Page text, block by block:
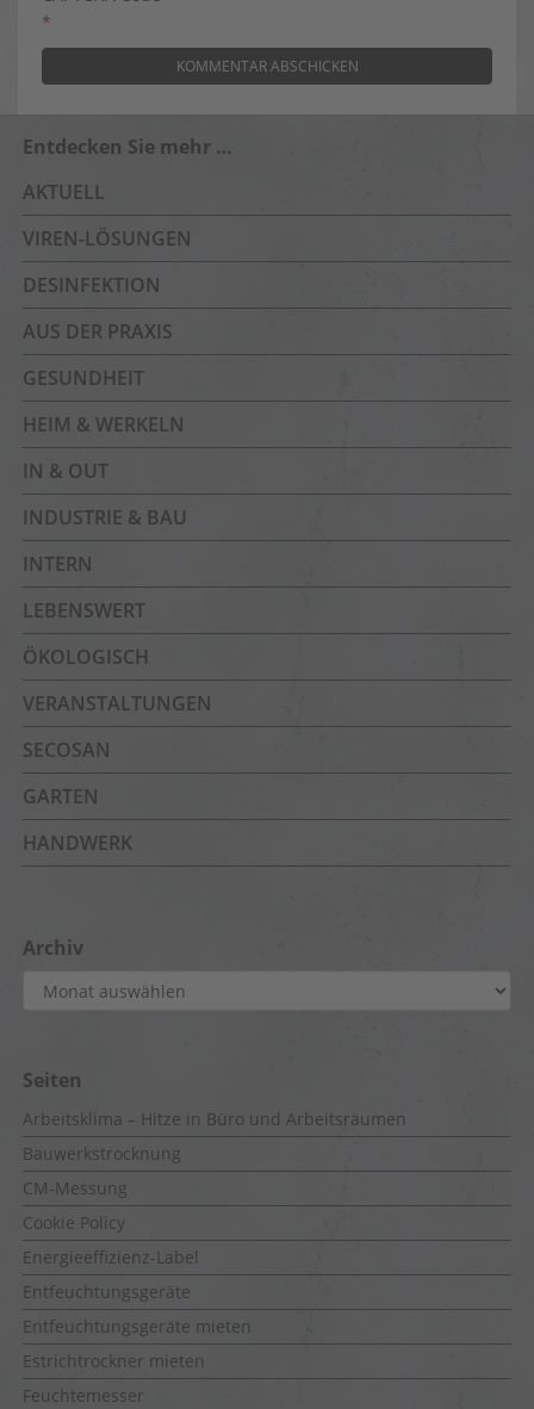
*
Entdecken Sie mehr …
AKTUELL
VIREN-LÖSUNGEN
DESINFEKTION
AUS DER PRAXIS
GESUNDHEIT
HEIM & WERKELN
IN & OUT
INDUSTRIE & BAU
INTERN
LEBENSWERT
ÖKOLOGISCH
VERANSTALTUNGEN
SECOSAN
GARTEN
HANDWERK
Archiv
Archiv
Seiten
Arbeitsklima – Hitze in Büro und Arbeitsräumen
Bauwerkstrocknung
CM-Messung
Cookie Policy
Energieeffizienz-Label
Entfeuchtungsgeräte
Entfeuchtungsgeräte mieten
Estrichtrockner mieten
Feuchtemesser